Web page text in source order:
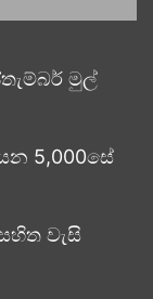
මුල්
5,000සේ
වැසි